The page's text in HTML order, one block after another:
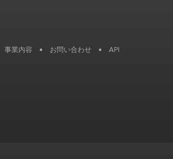
事業内容 • お問い合わせ • API